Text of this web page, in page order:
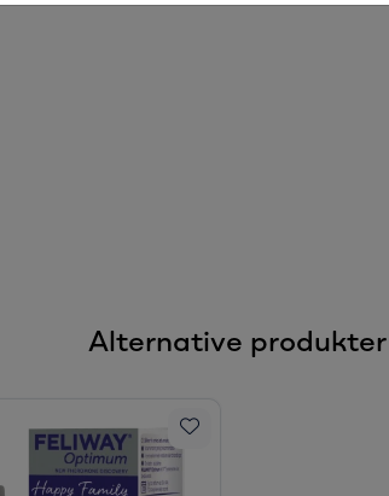
Alternative produkter